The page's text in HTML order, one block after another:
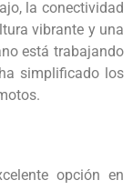
la conectividad
vibrante y una
está trabajando
simplificado los
opción en